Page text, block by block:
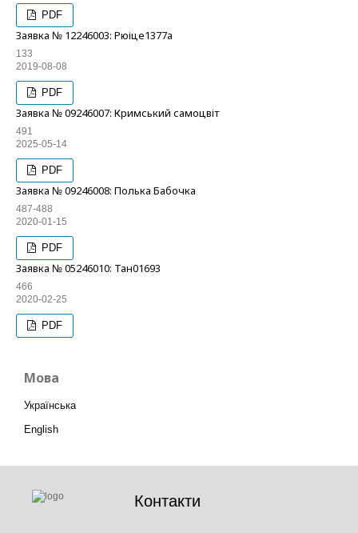
PDF
Заявка № 12246003: Рюіце1377а
133
2019-08-08
PDF
Заявка № 09246007: Кримський самоцвіт
491
2025-05-14
PDF
Заявка № 09246008: Полька Бабочка
487-488
2020-01-15
PDF
Заявка № 05246010: Тан01693
466
2020-02-25
PDF
Мова
Українська
English
Контакти